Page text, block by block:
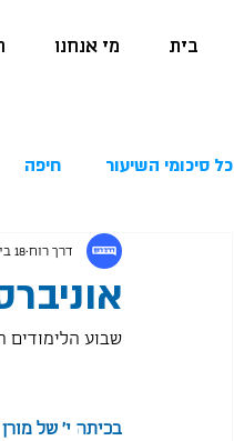
מי אנחנו בית
כל סיכומי השיעור חיפה
דרך רוח 18 בינו׳ 2020
שבוע הלימודים ה 16 בבית החינוך באונ' בר אילן הסתיים לו אמש בקל תרועה רמה. הנה
בכיתה י' של